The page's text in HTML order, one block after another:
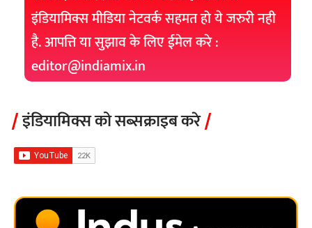
इंडियामिक्स मीडिया नेटवर्क सहमत हो ये जरुरी नही
है. आपत्ति या सुझाव के लिए ईमेल करे :
editor@indiamix.in
इंडियामिक्स को सब्सक्राइब करे